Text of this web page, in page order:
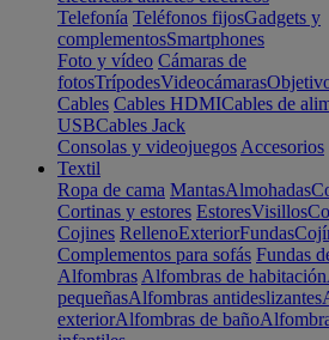
Telefonía Teléfonos fijosGadgets y
complementosSmartphones
Foto y vídeo Cámaras de
fotosTrípodesVideocámaras
Cables Cables HDMICables de
USBCables Jack
Consolas y videojuegos Accesorios
Textil
Ropa de cama MantasAlmohadas
Cortinas y estores EstoresVisillos
Cojines RellenoExteriorFundas
Complementos para sofás Fundas
Alfombras Alfombras de habitación
pequeñasAlfombras antideslizantes
exteriorAlfombras de baño